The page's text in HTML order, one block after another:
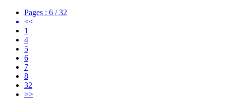
Pages : 6 / 32
<<
1
4
5
6
7
8
32
>>